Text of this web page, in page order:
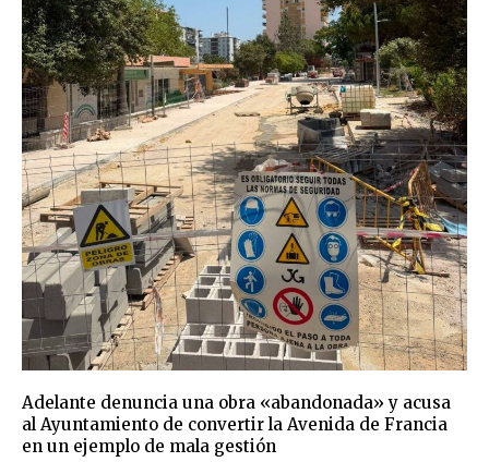
Adelante denuncia una obra «abandonada» y acusa
al Ayuntamiento de convertir la Avenida de Francia
en un ejemplo de mala gestión